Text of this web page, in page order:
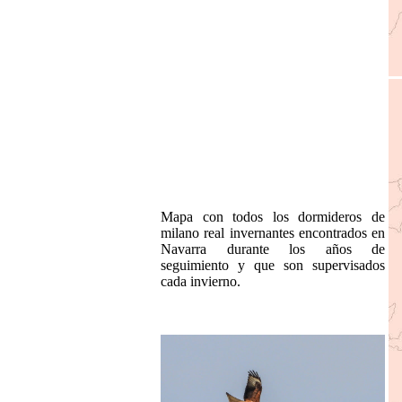
Mapa con todos los dormideros de
milano real invernantes encontrados en
Navarra durante los años de
seguimiento y que son supervisados
cada invierno.